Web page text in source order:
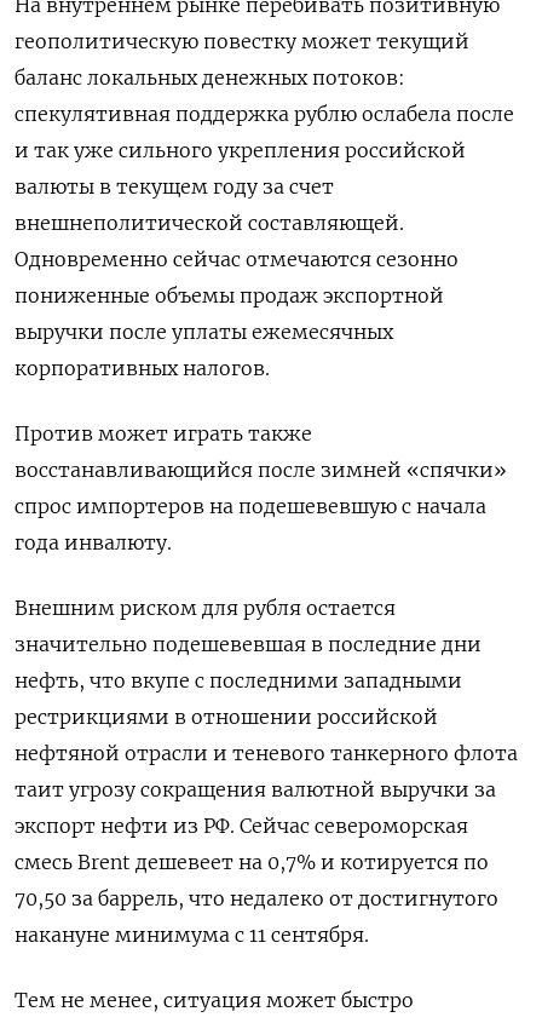
На внутреннем рынке перебивать позитивную
геополитическую повестку может текущий
баланс локальных денежных потоков:
спекулятивная поддержка рублю ослабела после
и так уже сильного укрепления российской
валюты в текущем году за счет
внешнеполитической составляющей.
Одновременно сейчас отмечаются сезонно
пониженные объемы продаж экспортной
выручки после уплаты ежемесячных
корпоративных налогов.
Против может играть также
восстанавливающийся после зимней «спячки»
спрос импортеров на подешевевшую с начала
года инвалюту.
Внешним риском для рубля остается
значительно подешевевшая в последние дни
нефть, что вкупе с последними западными
рестрикциями в отношении российской
нефтяной отрасли и теневого танкерного флота
таит угрозу сокращения валютной выручки за
экспорт нефти из РФ. Сейчас североморская
смесь Brent дешевеет на 0,7% и котируется по
70,50 за баррель, что недалеко от достигнутого
накануне минимума с 11 сентября.
Тем не менее, ситуация может быстро